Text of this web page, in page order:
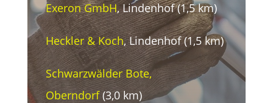
Exeron GmbH, Lindenhof (1,5 km)
Heckler & Koch, Lindenhof (1,5 km)
Schwarzwälder Bote,
Oberndorf (3,0 km)